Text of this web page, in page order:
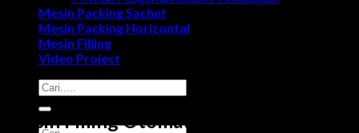
Mesin Packing Sachet
Mesin Packing Horizontal
Mesin Filling
Video Project
Search
for:
Mesin Filling Otomatis